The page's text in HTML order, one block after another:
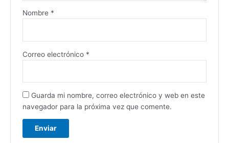
Nombre *
Correo electrónico *
Guarda mi nombre, correo electrónico y web en este
navegador para la próxima vez que comente.